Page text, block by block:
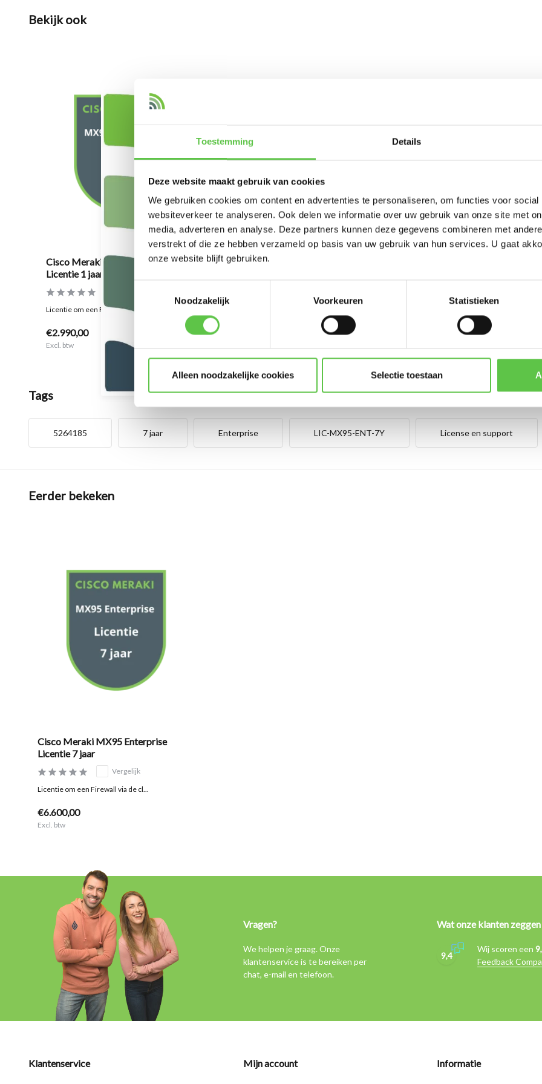
Toestemming Details
Deze website maakt gebruik van cookies
We gebruiken cookies om content en advertenties te personaliseren, om functies voor social
websiteverkeer te analyseren. Ook delen we informatie over uw gebruik van onze site met
media, adverteren en analyse. Deze partners kunnen deze gegevens combineren met
verstrekt of die ze hebben verzameld op basis van uw gebruik van hun services. U gaat
onze website blijft gebruiken.
Noodzakelijk
Voorkeuren Statistieken
Alleen noodzakelijke cookies Selectie toestaan
Bekijk ook
Cisco Meraki MX95 Advanced
Licentie 1 jaar
Licentie om een Firewall via de cl...
€2.990,00
Excl. btw
Cisco Meraki MX95 Advanced
€11.200,00
Tags
5264185 7 jaar Enterprise LIC-MX95-ENT-7Y License en support
Eerder bekeken
Cisco Meraki MX95 Enterprise
Licentie 7 jaar
Vergelijk
Licentie om een Firewall via de cl...
€6.600,00
Excl. btw
Vragen?
We helpen je graag. Onze
klantenservice is te bereiken per
chat, e-mail en telefoon.
Wat onze klanten zeggen
9,4
Wij scoren een
Feedback
Klantenservice Mijn account Informatie
Schrijf je in
Updates, acties &
E-mailadres*
* Lees hier de wettelijke